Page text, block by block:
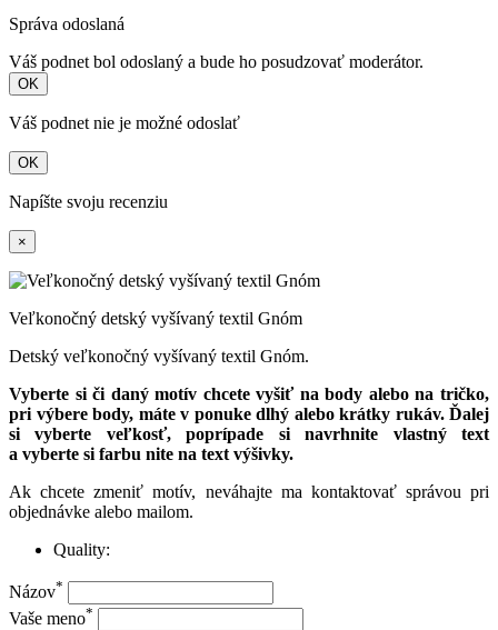
Správa odoslaná
Váš podnet bol odoslaný a bude ho posudzovať moderátor.
OK
Váš podnet nie je možné odoslať
OK
Napíšte svoju recenziu
×
Veľkonočný detský vyšívaný textil Gnóm
Detský veľkonočný vyšívaný textil Gnóm.
Vyberte si či daný motív chcete vyšiť na body alebo na tričko,
pri výbere body, máte v ponuke dlhý alebo krátky rukáv. Ďalej
si vyberte veľkosť, poprípade si navrhnite vlastný text
a vyberte si farbu nite na text výšivky.
Ak chcete zmeniť motív, neváhajte ma kontaktovať správou pri
objednávke alebo mailom.
Quality:
Názov*
Vaše meno*